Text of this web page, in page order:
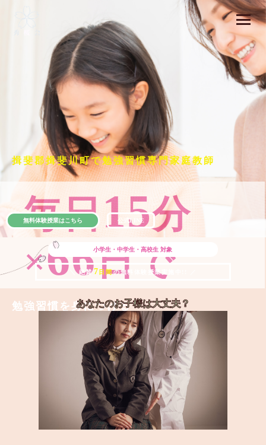
揖斐郡揖斐川町で勉強習慣専門家庭教師
毎日15分
×66日で
勉強習慣を身につける
小学生・中学生・高校生 対象
＼ 絶賛 7 日間の無料体験授業実施中!! ／
無料体験授業はこちら 公式LINE
あなたのお子様は大丈夫？